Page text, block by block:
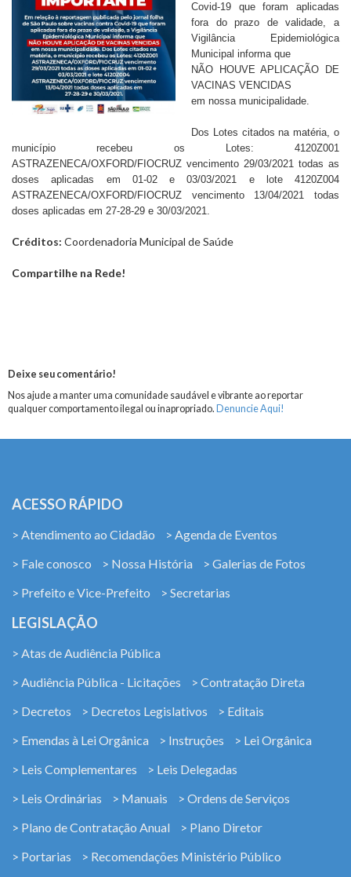
Covid-19 que foram aplicadas
fora do prazo de validade, a
Vigilância Epidemiológica
Municipal informa que
NÃO HOUVE APLICAÇÃO DE
VACINAS VENCIDAS
em nossa municipalidade.
Dos Lotes citados na matéria, o
município recebeu os Lotes: 4120Z001
ASTRAZENECA/OXFORD/FIOCRUZ vencimento 29/03/2021 todas as
doses aplicadas em 01-02 e 03/03/2021 e lote 4120Z004
ASTRAZENECA/OXFORD/FIOCRUZ vencimento 13/04/2021 todas
doses aplicadas em 27-28-29 e 30/03/2021.
Créditos: Coordenadoria Municipal de Saúde
Compartilhe na Rede!
Deixe seu comentário!
Nos ajude a manter uma comunidade saudável e vibrante ao reportar
qualquer comportamento ilegal ou inapropriado. Denuncie Aqui!
ACESSO RÁPIDO
> Atendimento ao Cidadão
> Agenda de Eventos
> Fale conosco
> Nossa História
> Galerias de Fotos
> Prefeito e Vice-Prefeito
> Secretarias
LEGISLAÇÃO
> Atas de Audiência Pública
> Audiência Pública - Licitações
> Contratação Direta
> Decretos
> Decretos Legislativos
> Editais
> Emendas à Lei Orgânica
> Instruções
> Lei Orgânica
> Leis Complementares
> Leis Delegadas
> Leis Ordinárias
> Manuais
> Ordens de Serviços
> Plano de Contratação Anual
> Plano Diretor
> Portarias
> Recomendações Ministério Público